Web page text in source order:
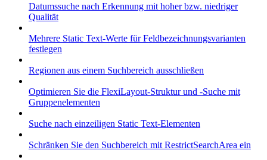
Datumssuche nach Erkennung mit hoher bzw. niedriger
Qualität
Mehrere Static Text-Werte für Feldbezeichnungsvarianten
festlegen
Regionen aus einem Suchbereich ausschließen
Optimieren Sie die FlexiLayout-Struktur und -Suche mit
Gruppenelementen
Suche nach einzeiligen Static Text-Elementen
Schränken Sie den Suchbereich mit RestrictSearchArea ein